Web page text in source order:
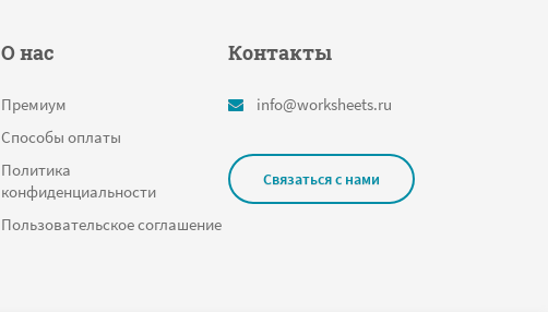
О нас
Премиум
Способы оплаты
Политика
конфиденциальности
Пользовательское соглашение
Контакты
info@worksheets.ru
Связаться с нами